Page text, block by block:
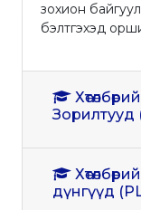
зохион
бэлтгэхэд
Зорилтууд
дүнгүүд